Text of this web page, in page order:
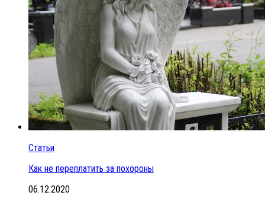
Статьи
Как не переплатить за похороны
06.12.2020